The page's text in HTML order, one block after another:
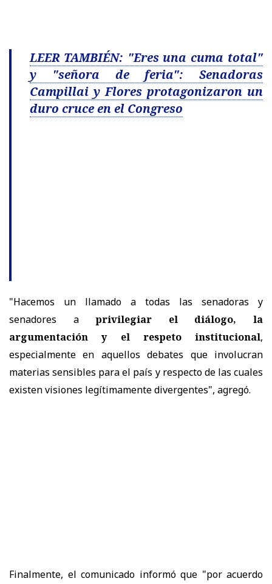
LEER TAMBIÉN: "Eres una cuma total"
y "señora de feria": Senadoras
Campillai y Flores protagonizaron un
duro cruce en el Congreso
"Hacemos un llamado a todas las senadoras y
senadores aprivilegiar el diálogo, la
argumentación y el respeto institucional,
especialmente en aquellos debates que involucran
materias sensibles para el país y respecto de las cuales
existen visiones legítimamente divergentes", agregó.
Finalmente, el comunicado informó que "por acuerdo